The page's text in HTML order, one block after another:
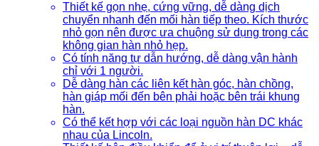
Thiết kế gọn nhẹ, cứng vững, dễ dàng dịch
chuyển nhanh đến mối hàn tiếp theo. Kích thước
nhỏ gọn nên được ưa chuộng sử dụng trong các
không gian hàn nhỏ hẹp.
Có tính năng tự dẫn hướng, dễ dàng vận hành
chỉ với 1 người.
Dễ dàng hàn các liên kết hàn góc, hàn chồng,
hàn giáp mối đến bên phải hoặc bên trái khung
hàn.
Có thể kết hợp với các loại nguồn hàn DC khác
nhau của Lincoln.